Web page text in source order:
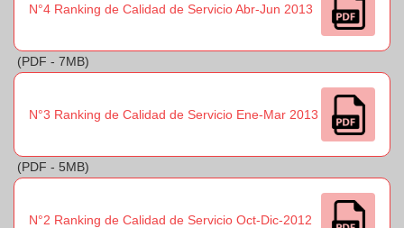
N°4 Ranking de Calidad de Servicio Abr-Jun 2013
(PDF - 7MB)
N°3 Ranking de Calidad de Servicio Ene-Mar 2013
(PDF - 5MB)
N°2 Ranking de Calidad de Servicio Oct-Dic-2012